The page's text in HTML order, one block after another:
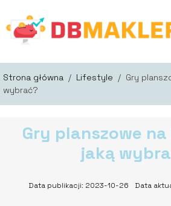
Strona główna / Lifestyle / Gry
wybrać?
Gry planszowe na
jaką
Data publikacji: 2023-10-26 Data